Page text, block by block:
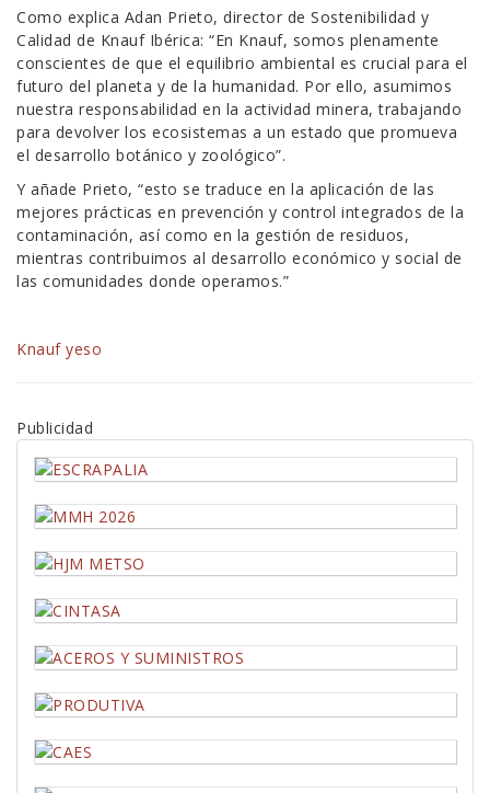
Como explica Adan Prieto, director de Sostenibilidad y
Calidad de Knauf Ibérica: “En Knauf, somos plenamente
conscientes de que el equilibrio ambiental es crucial para el
futuro del planeta y de la humanidad. Por ello, asumimos
nuestra responsabilidad en la actividad minera, trabajando
para devolver los ecosistemas a un estado que promueva
el desarrollo botánico y zoológico”.
Y añade Prieto, “esto se traduce en la aplicación de las
mejores prácticas en prevención y control integrados de la
contaminación, así como en la gestión de residuos,
mientras contribuimos al desarrollo económico y social de
las comunidades donde operamos.”
Knaufyeso
Publicidad